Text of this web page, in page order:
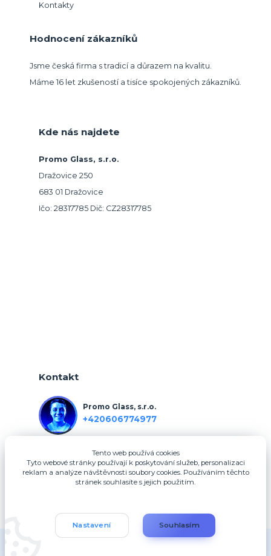
Kontakty
Hodnocení zákazníků
Jsme česká firma s tradicí a důrazem na kvalitu.
Máme 16 let zkušeností a tisíce spokojených zákazníků.
Kde nás najdete
Promo Glass, s.r.o.
Dražovice 250
683 01 Dražovice
Ičo: 28317785 Dič: CZ28317785
Kontakt
Promo Glass, s.r.o.
+420606774977
info@3dfotodarky.cz
Tento web používá cookies
Tyto webové stránky používají k poskytování služeb, personalizaci
reklam a analýze návštěvnosti soubory cookies. Používáním těchto
stránek souhlasíte s jejich použitím.
Nastavení Souhlasím